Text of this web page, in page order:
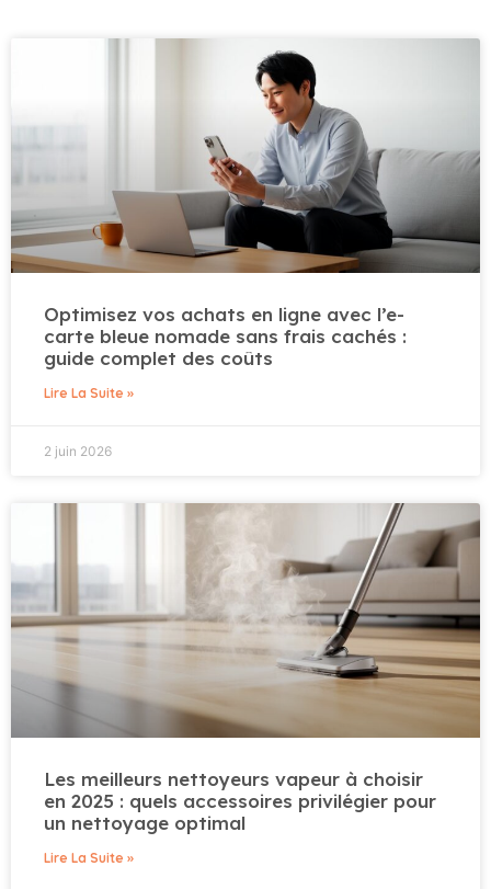
Optimisez vos achats en ligne avec l’e-
carte bleue nomade sans frais cachés :
guide complet des coûts
Lire La Suite »
2 juin 2026
Les meilleurs nettoyeurs vapeur à choisir
en 2025 : quels accessoires privilégier pour
un nettoyage optimal
Lire La Suite »